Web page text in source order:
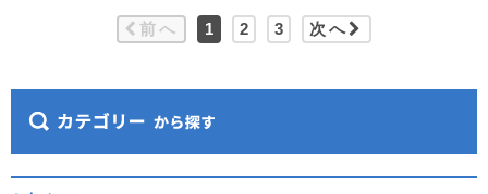
前へ 1 2 3 次へ